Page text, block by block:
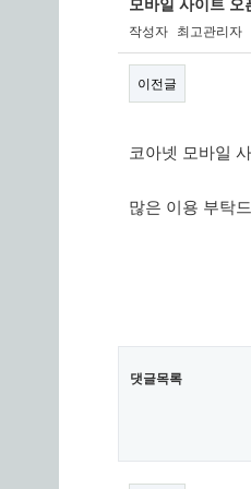
모바일 사이트 오
작성자 최고관리자
이전글
코아넷 모바일
많은 이용 부탁
댓글목록